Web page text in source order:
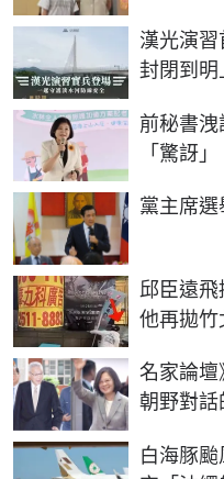
漢光演
封閉到
前秘書
「驚訝
黨主席
邱臣遠飛
他再拋竹
名家論壇
朝野對話
白海豚